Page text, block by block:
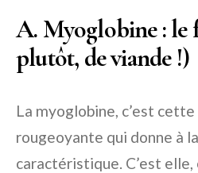
A. Myoglobine : le
plutôt, de viande !)
La myoglobine, c’est
rougeoyante qui donne à
caractéristique. C’est elle,